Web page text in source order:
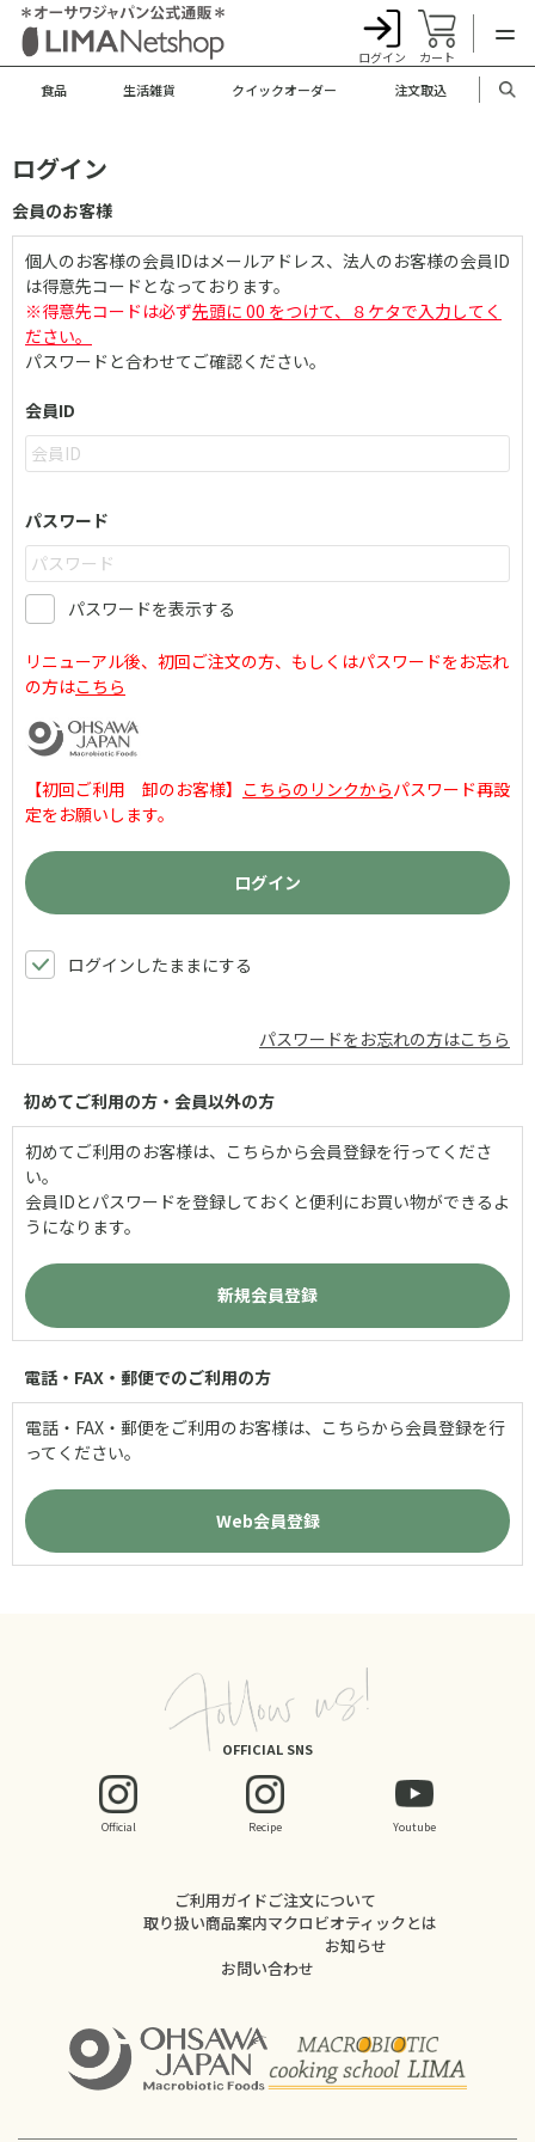
ログイン カート
食品 生活雑貨 クイックオーダー 注文取込
ログイン
会員のお客様
個人のお客様の会員IDはメールアドレス、法人のお客様の会員ID
は得意先コードとなっております。
※得意先コードは必ず先頭に 00 をつけて、８ケタで入力してく
ださい。
パスワードと合わせてご確認ください。
会員ID
パスワード
パスワードを表示する
リニューアル後、初回ご注文の方、もしくはパスワードをお忘れ
の方はこちら
【初回ご利用 卸のお客様】 こちらのリンクからパスワード再設
定をお願いします。
ログインしたままにする
パスワードをお忘れの方はこちら
初めてご利用の方・会員以外の方
初めてご利用のお客様は、こちらから会員登録を行ってくださ
い。
会員IDとパスワードを登録しておくと便利にお買い物ができるよ
うになります。
電話・FAX・郵便でのご利用の方
電話・FAX・郵便をご利用のお客様は、こちらから会員登録を行
ってください。
OFFICIAL SNS
Official Recipe Youtube
ご利用ガイドご注文について
取り扱い商品案内マクロビオティックとは
お知らせ
お問い合わせ